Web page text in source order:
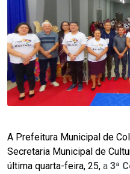
A Prefeitura Municipal de
Secretaria Municipal de
última quarta-feira, 25, a 3ª